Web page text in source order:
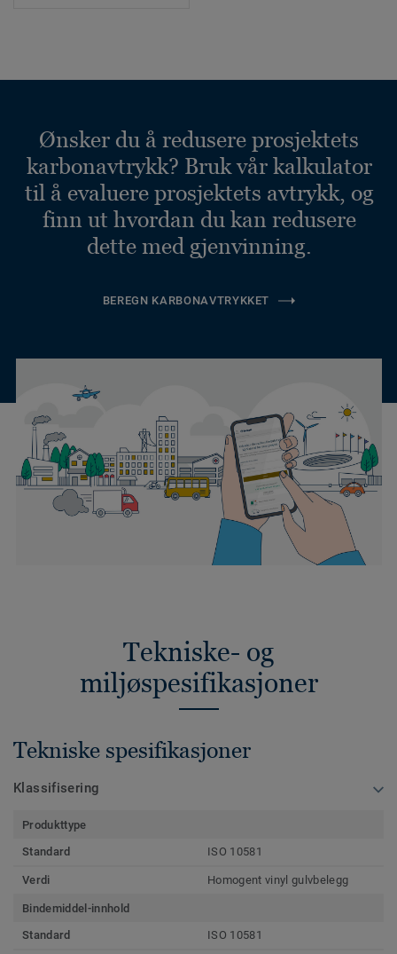
Ønsker du å redusere prosjektets
karbonavtrykk? Bruk vår kalkulator
til å evaluere prosjektets avtrykk, og
finn ut hvordan du kan redusere
dette med gjenvinning.
BEREGN KARBONAVTRYKKET
Tekniske- og
miljøspesifikasjoner
Tekniske spesifikasjoner
Klassifisering
Produkttype
Standard
ISO 10581
Verdi Homogent vinyl gulvbelegg
Bindemiddel-innhold
Standard
ISO 10581